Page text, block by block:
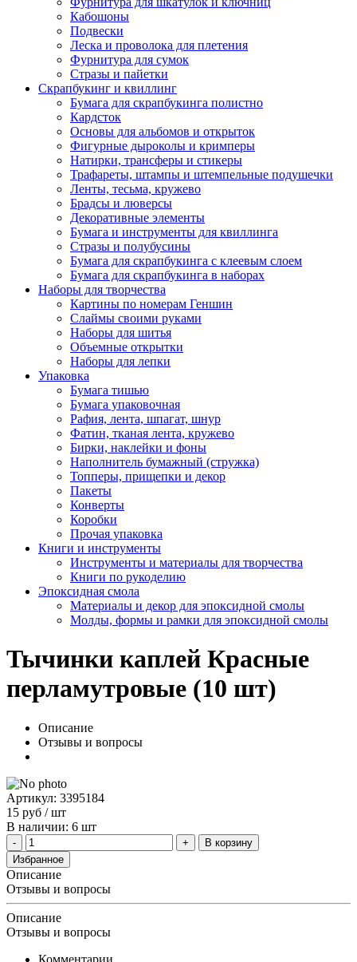
Кабошоны
Подвески
Леска и проволока для плетения
Фурнитура для сумок
Стразы и пайетки
Скрапбукинг и квиллинг
Бумага для скрапбукинга полистно
Кардсток
Основы для альбомов и открыток
Фигурные дыроколы и кримперы
Натирки, трансферы и стикеры
Трафареты, штампы и штемпельные подушечки
Ленты, тесьма, кружево
Брадсы и люверсы
Декоративные элементы
Бумага и инструменты для квиллинга
Стразы и полубусины
Бумага для скрапбукинга с клеевым слоем
Бумага для скрапбукинга в наборах
Наборы для творчества
Картины по номерам Геншин
Слаймы своими руками
Наборы для шитья
Объемные открытки
Наборы для лепки
Упаковка
Бумага тишью
Бумага упаковочная
Рафия, лента, шпагат, шнур
Фатин, тканая лента, кружево
Бирки, наклейки и фоны
Наполнитель бумажный (стружка)
Топперы, прищепки и декор
Пакеты
Конверты
Коробки
Прочая упаковка
Книги и инструменты
Инструменты и материалы для творчества
Книги по рукоделию
Эпоксидная смола
Материалы и декор для эпоксидной смолы
Молды, формы и рамки для эпоксидной смолы
Тычинки каплей Красные
перламутровые (10 шт)
Описание
Отзывы и вопросы
Артикул: 3395184
15 руб / шт
В наличии: 6 шт
В корзину
Избранное
Описание
Отзывы и вопросы
Описание
Отзывы и вопросы
Комментарии